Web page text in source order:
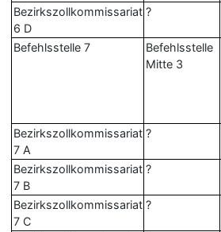
Bezirkszollkommissariat
6 D
?
Befehlsstelle 7
Befehlsstelle
Mitte 3
Bezirkszollkommissariat
7 A
?
Bezirkszollkommissariat
7 B
?
Bezirkszollkommissariat
7 C
?